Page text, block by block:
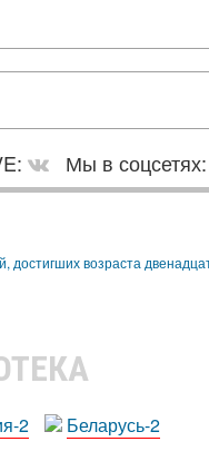
Мы в соцсетях:
2
Беларусь-2